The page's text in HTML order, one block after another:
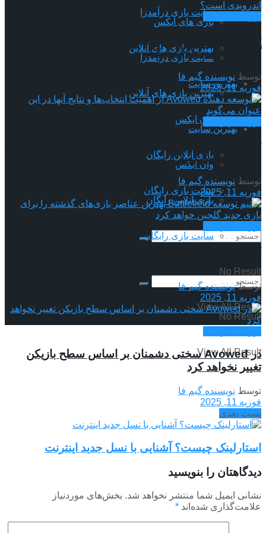
سایت بازی درآمدزا
بهترین بازی های آنلاین
بهترین سایت
وان ایکس
بازی آنلاین رایگان
سایت بازی رایگان
No Result
View All Result
بازی های ایکس
سایت بازی درآمدزا
بهترین بازی های آنلاین
بهترین سایت
وان ایکس
بازی آنلاین رایگان
سایت بازی رایگان
No Result
View All Result
گوشی اندرویدی است؟
توسط نویسنده گیم فا
فوریه 11, 2025
این عنوان می‌گوید
توسط نویسنده گیم فا
فوریه 11, 2025
توسط نویسنده گیم فا
فوریه 11, 2025
در Avowed سختی دشمنان بر اساس سطح بازیکن
تغییر نخواهد کرد
توسط نویسنده گیم فا
فوریه 11, 2025
پست بعدی
استارلینک چیست؟ آشنایی با نسل جدید اینترنت
دیدگاهتان را بنویسید
نشانی ایمیل شما منتشر نخواهد شد. بخش‌های موردنیاز
علامت‌گذاری شده‌اند *